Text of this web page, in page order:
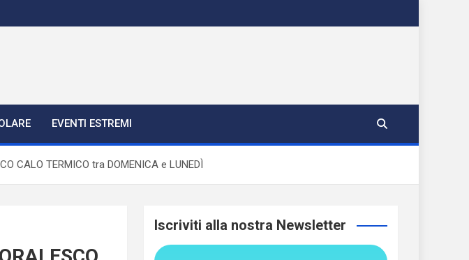
EVENTI ESTREMI
CALO TERMICO tra DOMENICA e LUNEDÌ
Iscriviti alla nostra Newsletter